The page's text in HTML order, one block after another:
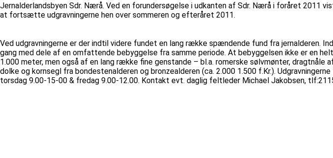
Jernalderlandsbyen Sdr. Nærå. Ved en forundersøgelse i udkanten af Sdr. Nærå i foråret
at fortsætte udgravningerne hen over sommeren og efteråret 2011.
Ved udgravningerne er der indtil videre fundet en lang række spændende fund fra jernalderen.
gang med dele af en omfattende bebyggelse fra samme periode. At bebyggelsen ikke er en
1.000 meter, men også af en lang række fine genstande – bl.a. romerske sølvmønter,
dolke og kornsegl fra bondestenalderen og bronzealderen (ca. 2.000 1.500 f.Kr.).
torsdag 9.00-15-00 & fredag 9.00-12.00. Kontakt evt. daglig feltleder Michael Jakobsen,